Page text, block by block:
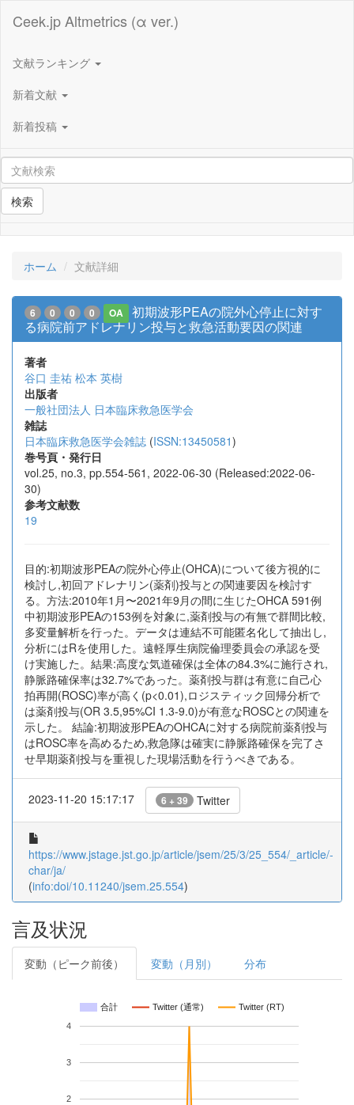
Ceek.jp Altmetrics (α ver.)
文献ランキング
新着文献
新着投稿
検索
ホーム 文献詳細
6 0 0 0 OA
初期波形PEAの院外心停止に対す
る病院前アドレナリン投与と救急活動要因の関連
著者
谷口 圭祐 松本 英樹
出版者
一般社団法人 日本臨床救急医学会
雑誌
日本臨床救急医学会雑誌 (ISSN:13450581)
巻号頁・発行日
vol.25, no.3, pp.554-561, 2022-06-30 (Released:2022-06-
30)
参考文献数
19
目的:初期波形PEAの院外心停止(OHCA)について後方視的に
検討し,初回アドレナリン(薬剤)投与との関連要因を検討す
る。方法:2010年1月〜2021年9月の間に生じたOHCA 591例
中初期波形PEAの153例を対象に,薬剤投与の有無で群間比較,
多変量解析を行った。データは連結不可能匿名化して抽出し,
分析にはRを使用した。遠軽厚生病院倫理委員会の承認を受
け実施した。結果:高度な気道確保は全体の84.3%に施行され,
静脈路確保率は32.7%であった。薬剤投与群は有意に自己心
拍再開(ROSC)率が高く(p<0.01),ロジスティック回帰分析で
は薬剤投与(OR 3.5,95%CI 1.3-9.0)が有意なROSCとの関連を
示した。 結論:初期波形PEAのOHCAに対する病院前薬剤投与
はROSC率を高めるため,救急隊は確実に静脈路確保を完了さ
せ早期薬剤投与を重視した現場活動を行うべきである。
2023-11-20 15:17:17 6 + 39 Twitter
https://www.jstage.jst.go.jp/article/jsem/25/3/25_554/_article/-
char/ja/
(info:doi/10.11240/jsem.25.554)
言及状況
変動（ピーク前後） 変動（月別） 分布
合計 Twitter (通常) Twitter (RT)
2
3
4